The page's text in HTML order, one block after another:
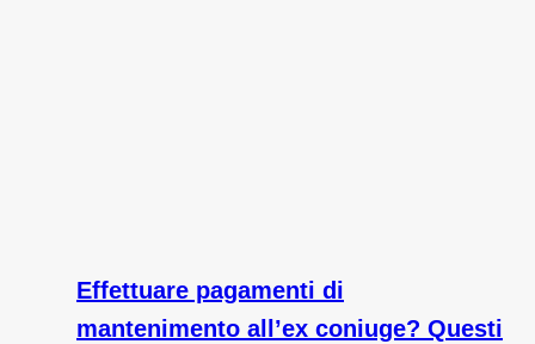
Effettuare pagamenti di
mantenimento all’ex coniuge? Questi